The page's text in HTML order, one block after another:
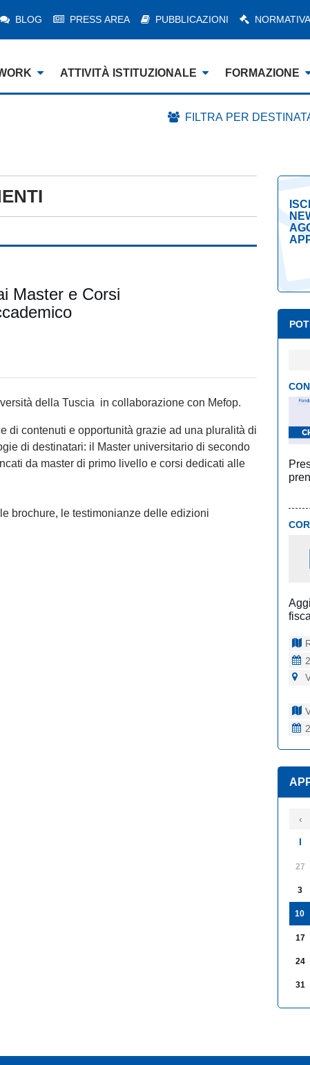
BLOG PRESS AREA PUBBLICAZIONI NORMATIVA
ATTIVITÀ ISTITUZIONALE FORMAZIONE
FILTRA PER
Master e Corsi
della Tuscia in collaborazione con Mefop.
di contenuti e opportunità grazie ad una pluralità di
di destinatari: il Master universitario di secondo
da master di primo livello e corsi dedicati alle
brochure, le testimonianze delle edizioni
‹
l
27
3
10
17
24
31